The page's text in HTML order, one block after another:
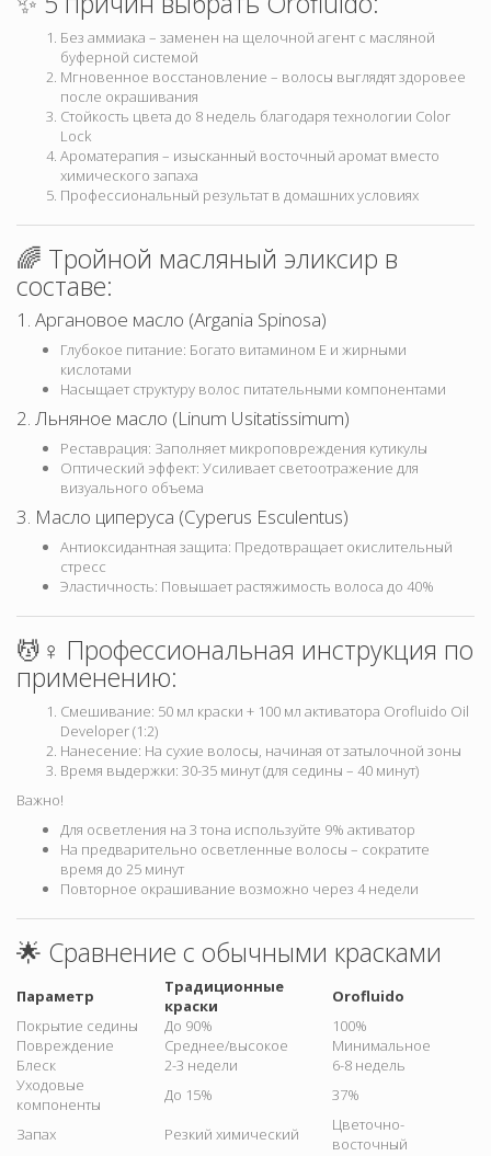
Без аммиака – заменен на щелочной агент с масляной
буферной системой
Мгновенное восстановление – волосы выглядят здоровее
после окрашивания
Стойкость цвета до 8 недель благодаря технологии Color
Lock
Ароматерапия – изысканный восточный аромат вместо
химического запаха
Профессиональный результат в домашних условиях
🌈 Тройной масляный эликсир в
составе:
1. Аргановое масло (Argania Spinosa)
Глубокое питание: Богато витамином Е и жирными
кислотами
Насыщает структуру волос питательными компонентами
2. Льняное масло (Linum Usitatissimum)
Реставрация: Заполняет микроповреждения кутикулы
Оптический эффект: Усиливает светоотражение для
визуального объема
3. Масло циперуса (Cyperus Esculentus)
Антиоксидантная защита: Предотвращает окислительный
стресс
Эластичность: Повышает растяжимость волоса до 40%
💆♀️ Профессиональная инструкция по
применению:
Смешивание: 50 мл краски + 100 мл активатора Orofluido Oil
Developer (1:2)
Нанесение: На сухие волосы, начиная от затылочной зоны
Время выдержки: 30-35 минут (для седины – 40 минут)
Важно!
Для осветления на 3 тона используйте 9% активатор
На предварительно осветленные волосы – сократите
время до 25 минут
Повторное окрашивание возможно через 4 недели
🌟 Сравнение с обычными красками
Параметр
Традиционные
краски
Orofluido
Покрытие седины
До 90%
100%
Повреждение
Среднее/высокое
Минимальное
Блеск
2-3 недели
6-8 недель
Уходовые
компоненты
До 15%
37%
Запах
Резкий химический
Цветочно-
восточный